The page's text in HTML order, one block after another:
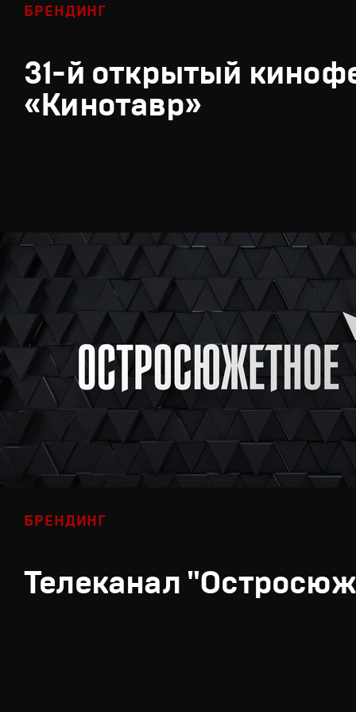
БРЕНДИНГ
31-й открытый
«Кинотавр»
БРЕНДИНГ
Телеканал